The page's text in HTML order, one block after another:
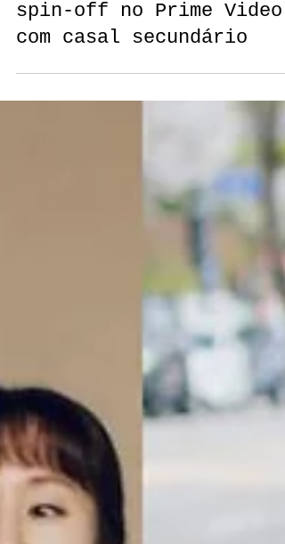
Fernanda Santos
"Spice Up Our Love" |
'Lucros do Amor' ganha
spin-off no Prime Video
com casal secundário